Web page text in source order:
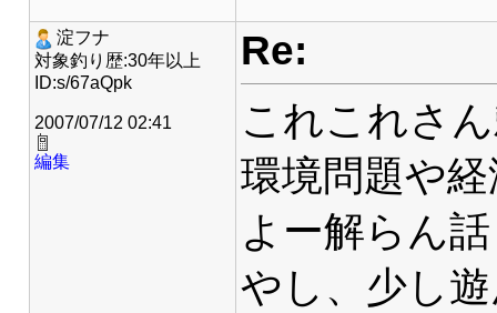
淀フナ
対象釣り歴:30年以上
ID:s/67aQpk
2007/07/12 02:41
編集
Re:
これこれさ
環境問題や
よー解らん
やし、少し